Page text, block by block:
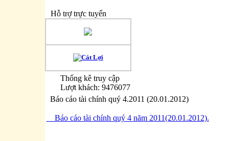
Hỗ trợ trực tuyến
Thống kê truy cập
Lượt khách: 9476077
Báo cáo tài chính quý 4.2011 (20.01.2012)
Báo cáo tài chính quý 4 năm 2011(20.01.2012).